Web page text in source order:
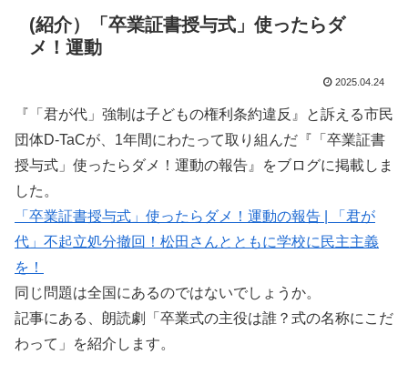
(紹介）「卒業証書授与式」使ったらダ
メ！運動
2025.04.24
『「君が代」強制は子どもの権利条約違反』と訴える市民
団体D-TaCが、1年間にわたって取り組んだ『「卒業証書
授与式」使ったらダメ！運動の報告』をブログに掲載しま
した。
「卒業証書授与式」使ったらダメ！運動の報告 | 「君が
代」不起立処分撤回！松田さんとともに学校に民主主義
を！
同じ問題は全国にあるのではないでしょうか。
記事にある、朗読劇「卒業式の主役は誰？式の名称にこだ
わって」を紹介します。